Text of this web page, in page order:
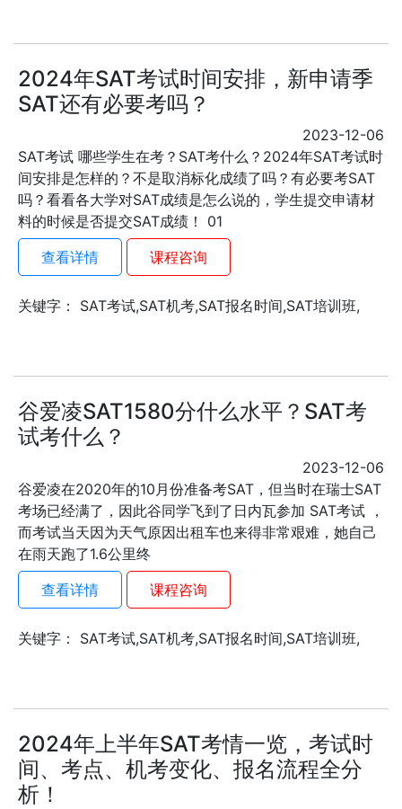
2024年SAT考试时间安排，新申请季
SAT还有必要考吗？
2023-12-06
SAT考试 哪些学生在考？SAT考什么？2024年SAT考试时
间安排是怎样的？不是取消标化成绩了吗？有必要考SAT
吗？看看各大学对SAT成绩是怎么说的，学生提交申请材
料的时候是否提交SAT成绩！ 01
查看详情
课程咨询
关键字： SAT考试,SAT机考,SAT报名时间,SAT培训班,
谷爱凌SAT1580分什么水平？SAT考
试考什么？
2023-12-06
谷爱凌在2020年的10月份准备考SAT，但当时在瑞士SAT
考场已经满了，因此谷同学飞到了日内瓦参加 SAT考试 ，
而考试当天因为天气原因出租车也来得非常艰难，她自己
在雨天跑了1.6公里终
查看详情
课程咨询
关键字： SAT考试,SAT机考,SAT报名时间,SAT培训班,
2024年上半年SAT考情一览，考试时
间、考点、机考变化、报名流程全分
析！